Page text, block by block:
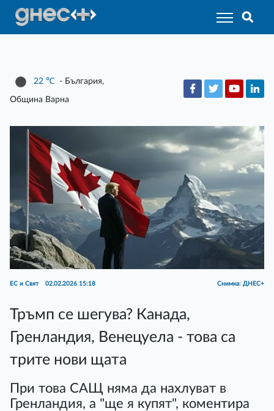
22 ℃ - България,
Община Варна
ЕС и Свят 02.02.2026 15:18 Снимка: ДНЕС+
Тръмп се шегува? Канада,
Гренландия, Венецуела - това са
трите нови щата
При това САЩ няма да нахлуват в
Гренландия, а "ще я купят", коментира